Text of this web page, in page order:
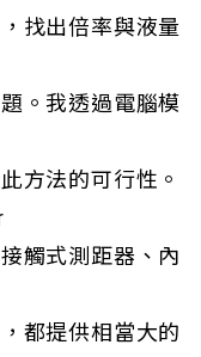
找出倍率與液量
。我透過電腦模
方法的可行性。
觸式測距器、內
都提供相當大的